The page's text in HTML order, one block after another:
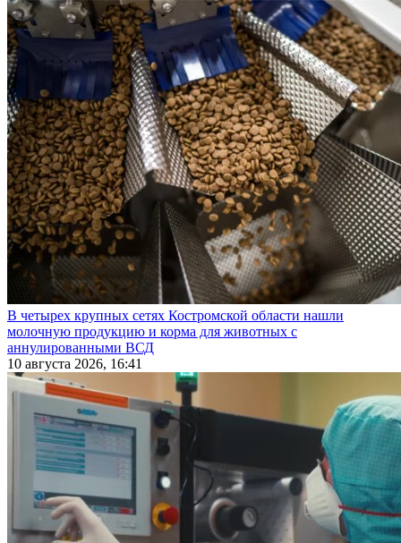
В четырех крупных сетях Костромской области нашли
молочную продукцию и корма для животных с
аннулированными ВСД
10 августа 2026, 16:41